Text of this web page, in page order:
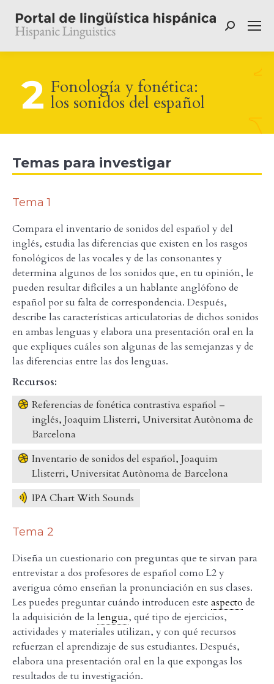
Buscar:
2 Fonología y fonética:
los sonidos del español
Temas para investigar
Tema 1
Compara el inventario de sonidos del español y del
inglés, estudia las diferencias que existen en los rasgos
fonológicos de las vocales y de las consonantes y
determina algunos de los sonidos que, en tu opinión, le
pueden resultar difíciles a un hablante anglófono de
español por su falta de correspondencia. Después,
describe las características articulatorias de dichos sonidos
en ambas lenguas y elabora una presentación oral en la
que expliques cuáles son algunas de las semejanzas y de
las diferencias entre las dos lenguas.
Recursos:
Referencias de fonética contrastiva español –
inglés, Joaquim Llisterri, Universitat Autònoma de
Barcelona
Inventario de sonidos del español, Joaquim
Llisterri, Universitat Autònoma de Barcelona
IPA Chart With Sounds
Tema 2
Diseña un cuestionario con preguntas que te sirvan para
entrevistar a dos profesores de español como L2 y
averigua cómo enseñan la pronunciación en sus clases.
Les puedes preguntar cuándo introducen este aspecto de
la adquisición de la lengua, qué tipo de ejercicios,
actividades y materiales utilizan, y con qué recursos
refuerzan el aprendizaje de sus estudiantes. Después,
elabora una presentación oral en la que expongas los
resultados de tu investigación.